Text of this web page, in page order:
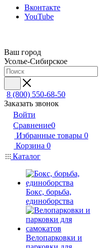
Вконтакте
YouTube
Ваш город
Усолье-Сибирское
8 (800) 550-68-50
Заказать звонок
Войти
Сравнение0
Избранные товары 0
Корзина 0
Каталог
Бокс, борьба,
единоборства
Велопарковки и